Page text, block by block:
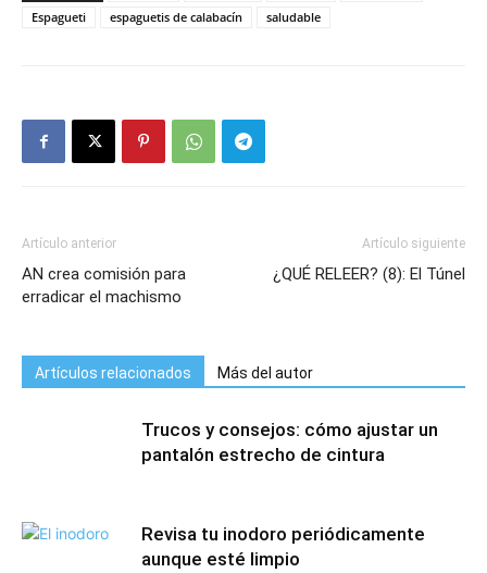
Espagueti
espaguetis de calabacín saludable
Artículo anterior
AN crea comisión para
erradicar el machismo
Artículo siguiente
¿QUÉ RELEER? (8): El Túnel
Artículos relacionados Más del autor
Trucos y consejos: cómo ajustar un
pantalón estrecho de cintura
Revisa tu inodoro periódicamente
aunque esté limpio